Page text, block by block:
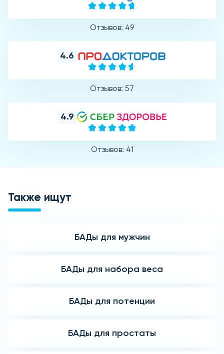
Отзывов: 49
4.6
Отзывов: 57
4.9
Отзывов: 41
Также ищут
БАДы для мужчин
БАДы для набора веса
БАДы для потенции
БАДы для простаты